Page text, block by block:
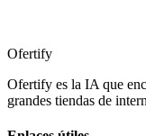
Ofertify
Ofertify es la IA que
grandes tiendas de